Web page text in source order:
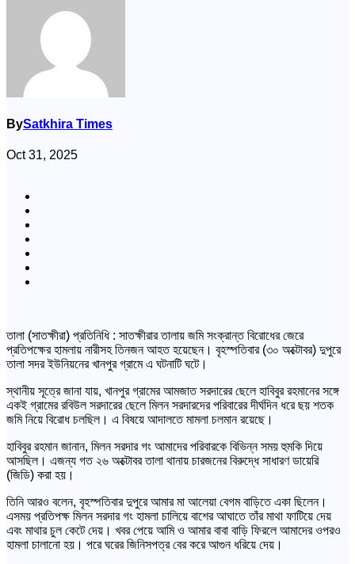
BySatkhira Times
Oct 31, 2025
তালা (সাতক্ষীরা) প্রতিনিধি : সাতক্ষীরার তালায় জমি সংক্রান্ত বিরোধের জেরে
প্রতিপক্ষের হামলায় নারীসহ তিনজন আহত হয়েছেন। বৃহস্পতিবার (৩০ অক্টোবর) দুপুরে
তালা সদর ইউনিয়নের খানপুর গ্রামে এ ঘটনাটি ঘটে।
স্থানীয় সূত্রে জানা যায়, খানপুর গ্রামের আমজাত সরদারের ছেলে হাবিবুর রহমানের সঙ্গে
একই গ্রামের রবিউল সরদারের ছেলে মিলন সরদারদের পরিবারের দীর্ঘদিন ধরে ছয় শতক
জমি নিয়ে বিরোধ চলছিল। এ বিষয়ে আদালতে মামলা চলমান রয়েছে।
হাবিবুর রহমান জানান, মিলন সরদার গং আমাদের পরিবারকে বিভিন্ন সময় হুমকি দিয়ে
আসছিল। এজন্য গত ২৬ অক্টোবর তালা থানায় চারজনের বিরুদ্ধে সাধারণ ডায়েরি
(জিডি) করা হয়।
তিনি আরও বলেন, বৃহস্পতিবার দুপুরে আমার মা আলেয়া বেগম বাড়িতে একা ছিলেন।
এসময় প্রতিপক্ষ মিলন সরদার গং হামলা চালিয়ে বাশের আঘাতে তাঁর মাথা ফাটিয়ে দেয়
এবং মাথার চুল কেটে দেয়। খবর পেয়ে আমি ও আমার বাবা বাড়ি ফিরলে আমাদের ওপরও
হামলা চালানো হয়। পরে ঘরের জিনিসপত্র বের করে আগুন ধরিয়ে দেয়।